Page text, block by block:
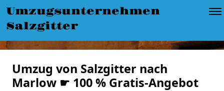
Umzugsunternehmen
Salzgitter
Umzug von Salzgitter nach
Marlow ☛ 100 % Gratis-Angebot